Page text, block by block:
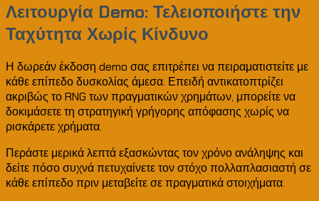
Λειτουργία Demo: Τελειοποιήστε την
Ταχύτητα Χωρίς Κίνδυνο
Η δωρεάν έκδοση demo σας επιτρέπει να πειραματιστείτε με
κάθε επίπεδο δυσκολίας άμεσα. Επειδή αντικατοπτρίζει
ακριβώς το RNG των πραγματικών χρημάτων, μπορείτε να
δοκιμάσετε τη στρατηγική γρήγορης απόφασης χωρίς να
ρισκάρετε χρήματα.
Περάστε μερικά λεπτά εξασκώντας τον χρόνο ανάληψης και
δείτε πόσο συχνά πετυχαίνετε τον στόχο πολλαπλασιαστή σε
κάθε επίπεδο πριν μεταβείτε σε πραγματικά στοιχήματα.